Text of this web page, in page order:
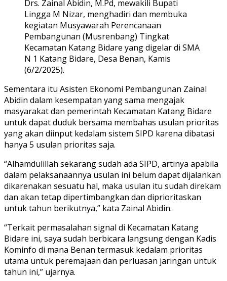
Drs. Zainal Abidin, M.Pd, mewakili Bupati
Lingga M Nizar, menghadiri dan membuka
kegiatan Musyawarah Perencanaan
Pembangunan (Musrenbang) Tingkat
Kecamatan Katang Bidare yang digelar di SMA
N 1 Katang Bidare, Desa Benan, Kamis
(6/2/2025).
Sementara itu Asisten Ekonomi Pembangunan Zainal
Abidin dalam kesempatan yang sama mengajak
masyarakat dan pemerintah Kecamatan Katang Bidare
untuk dapat duduk bersama membahas usulan prioritas
yang akan diinput kedalam sistem SIPD karena dibatasi
hanya 5 usulan prioritas saja.
“Alhamdulillah sekarang sudah ada SIPD, artinya apabila
dalam pelaksanaannya usulan ini belum dapat dijalankan
dikarenakan sesuatu hal, maka usulan itu sudah direkam
dan akan tetap dipertimbangkan dan diprioritaskan
untuk tahun berikutnya,” kata Zainal Abidin.
“Terkait permasalahan signal di Kecamatan Katang
Bidare ini, saya sudah berbicara langsung dengan Kadis
Kominfo di mana Benan termasuk kedalam prioritas
utama untuk peremajaan dan perluasan jaringan untuk
tahun ini,” ujarnya.